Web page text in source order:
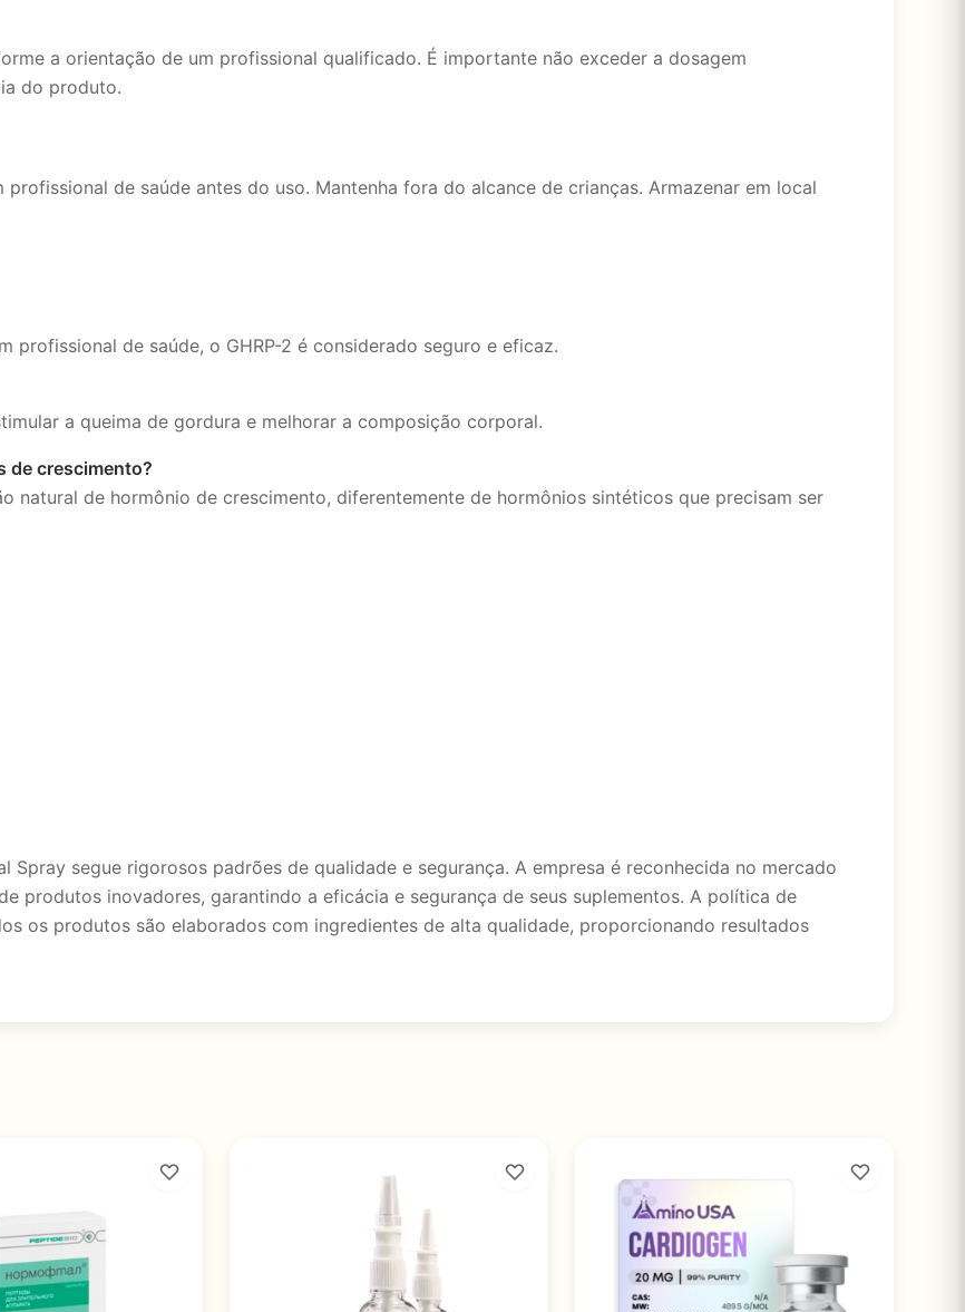
a orientação de um profissional qualificado. É importante não exceder a dosagem
do produto.
de saúde antes do uso. Mantenha fora do alcance de crianças. Armazenar em local
profissional de saúde, o GHRP-2 é considerado seguro e eficaz.
a queima de gordura e melhorar a composição corporal.
de crescimento?
natural de hormônio de crescimento, diferentemente de hormônios sintéticos que precisam ser
Spray segue rigorosos padrões de qualidade e segurança. A empresa é reconhecida no mercado
produtos inovadores, garantindo a eficácia e segurança de seus suplementos. A política de
os produtos são elaborados com ingredientes de alta qualidade, proporcionando resultados